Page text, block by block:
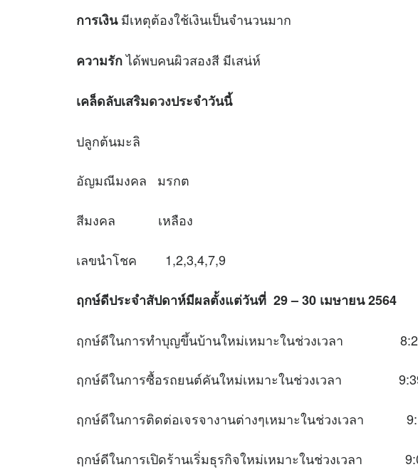
การเงินมีเหตุต้องใช้เงินเป็นจำนวนมาก
ความรักได้พบคนผิวสองสี มีเสน่ห์
เคล็ดลับเสริมดวงประจำวันนี้
ปลูกต้นมะลิ
อัญมณีมงคล มรกต
สีมงคล เหลือง
เลขนำโชค 1,2,3,4,7,9
ฤกษ์ดีประจำสัปดาห์มีผลตั้งแต่วันที่ 29 – 30 เมษายน 2564
ฤกษ์ดีในการทำบุญขึ้นบ้านใหม่เหมาะในช่วงเวลา
ฤกษ์ดีในการซื้อรถยนต์คันใหม่เหมาะในช่วงเวลา
ฤกษ์ดีในการติดต่อเจรจางานต่างๆเหมาะในช่วงเวลา
ฤกษ์ดีในการเปิดร้านเริ่มธุรกิจใหม่เหมาะในช่วงเวลา